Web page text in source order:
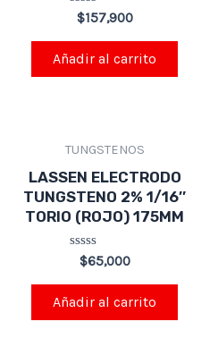
Valorado
en
0
de
5
$157,900
Añadir al carrito
TUNGSTENOS
LASSEN ELECTRODO
TUNGSTENO 2% 1/16″
TORIO (ROJO) 175MM
Valorado
0
de
5
$65,000
Añadir al carrito